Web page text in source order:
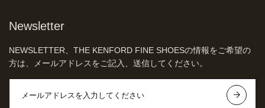
Newsletter
NEWSLETTER、THE KENFORD FINE SHOESの情報をご希望の
方は、メールアドレスをご記入、送信してください。